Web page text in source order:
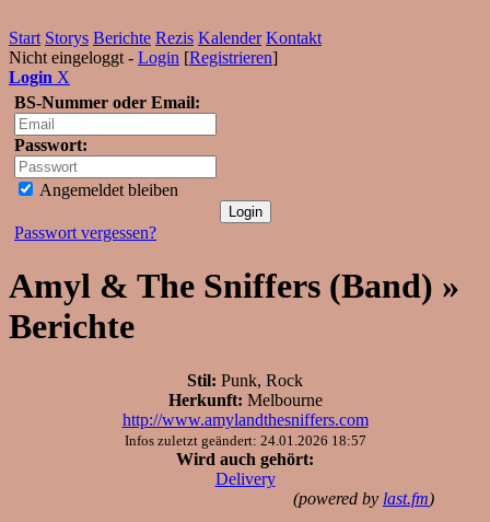
Start Storys Berichte Rezis Kalender Kontakt
Nicht eingeloggt - Login [Registrieren]
Login X
BS-Nummer oder Email:
Passwort:
Angemeldet bleiben
Passwort vergessen?
Amyl & The Sniffers (Band) »
Berichte
Stil: Punk, Rock
Herkunft: Melbourne
http://www.amylandthesniffers.com
Infos zuletzt geändert: 24.01.2026 18:57
Wird auch gehört:
Delivery
(powered by last.fm)